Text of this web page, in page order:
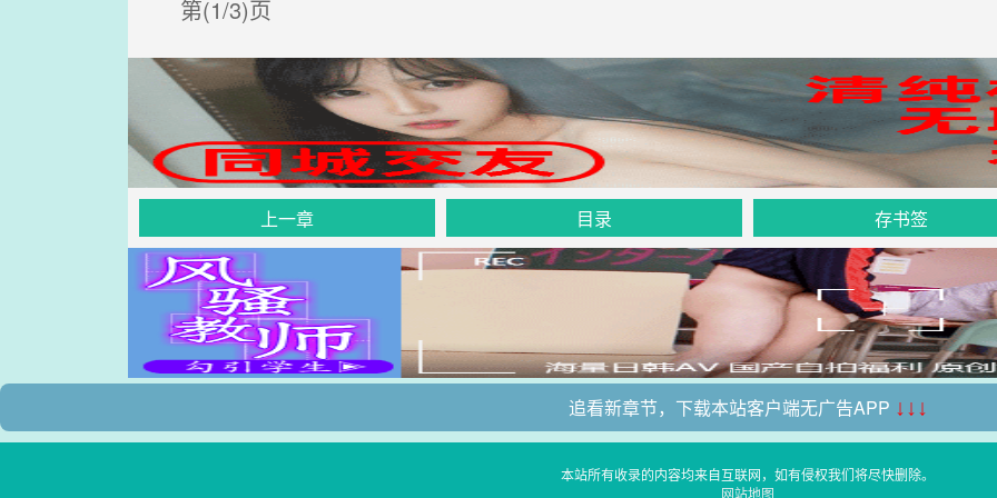
第(1/3)页
上一章 目录 存书签
追看新章节，下载本站客户端无广告APP ↓↓↓
本站所有收录的内容均来自互联网，如有侵权我们将尽快删除。
网站地图